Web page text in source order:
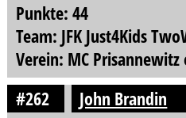
Punkte: 44
Team: JFK Just4Kids
Verein: MC Prisannewitz
#262
John Brandin